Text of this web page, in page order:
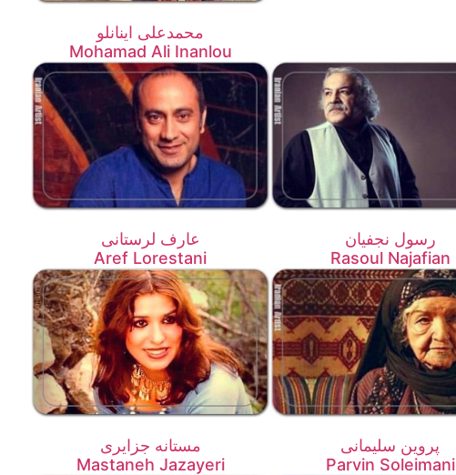
محمدعلی اینانلو
Mohamad Ali Inanlou
رسول نجفیان
Rasoul Najafian
عارف لرستانی
Aref Lorestani
پروین سلیمانی
Parvin Soleimani
مستانه جزایری
Mastaneh Jazayeri